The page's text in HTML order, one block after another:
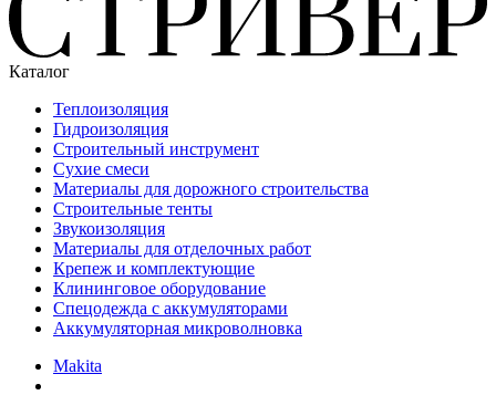
Каталог
Теплоизоляция
Гидроизоляция
Строительный инструмент
Сухие смеси
Материалы для дорожного строительства
Строительные тенты
Звукоизоляция
Материалы для отделочных работ
Крепеж и комплектующие
Клининговое оборудование
Спецодежда с аккумуляторами
Аккумуляторная микроволновка
Makita